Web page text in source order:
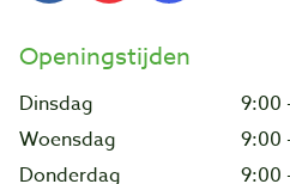
Openingstijden
Dinsdag
9:00
Woensdag
9:00
Donderdag
9:00